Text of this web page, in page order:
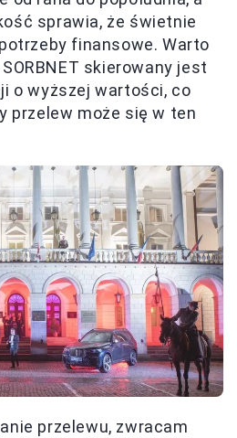
sprawia, że świetnie
finansowe. Warto
skierowany jest
o wyższej wartości, co
przelew może się w ten
przelewu, zwracam